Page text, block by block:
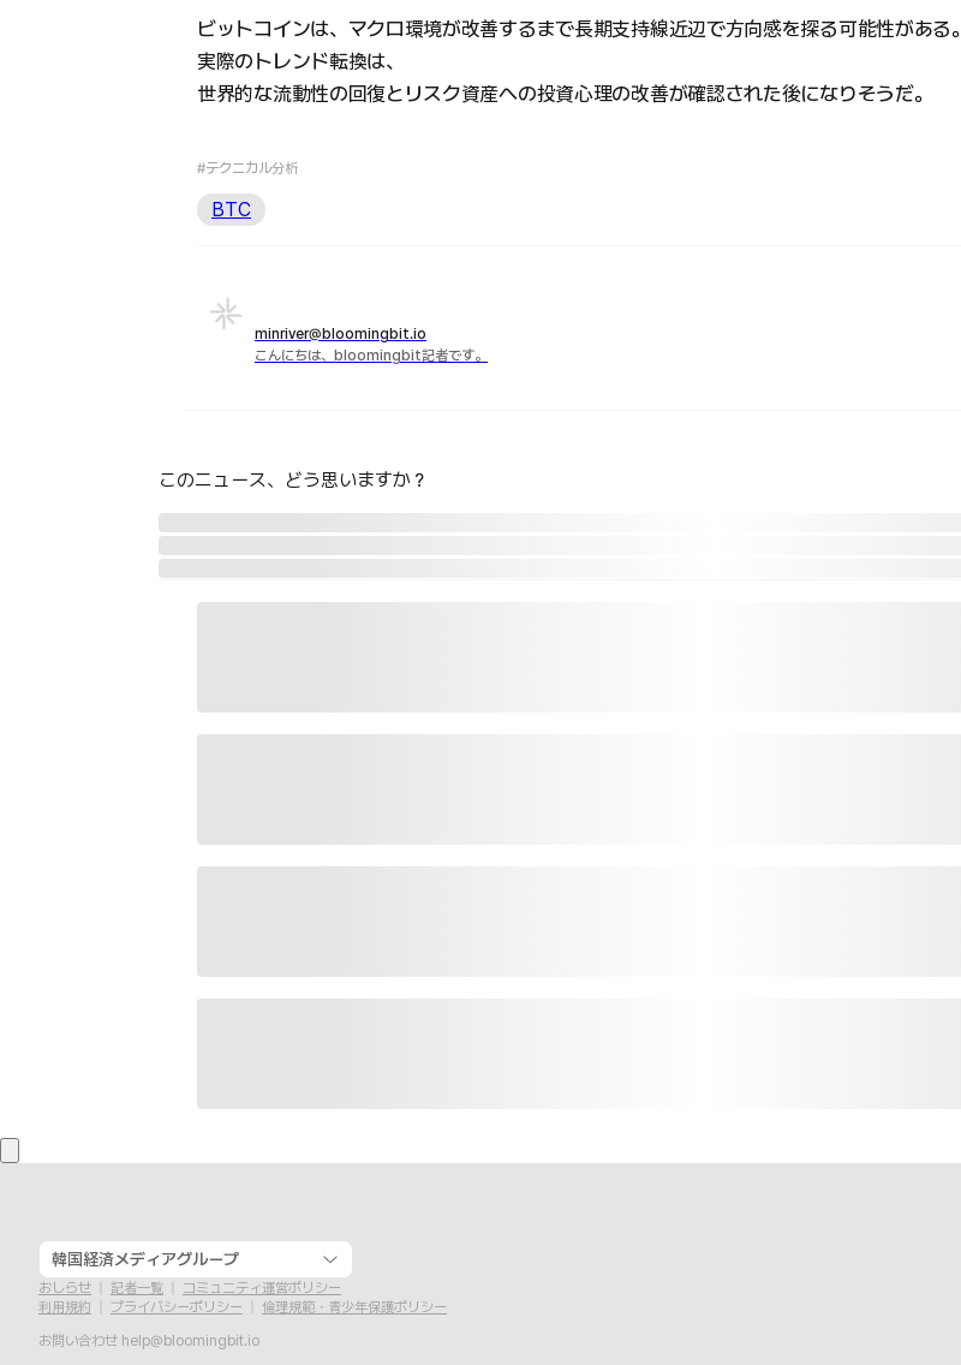
ビットコインは、マクロ環境が改善するまで長期支持線近辺で方向感を探る可能性がある。
実際のトレンド転換は、
世界的な流動性の回復とリスク資産への投資心理の改善が確認された後になりそうだ。
#テクニカル分析
BTC
minriver@bloomingbit.io
こんにちは、bloomingbit記者です。
このニュース、どう思いますか？
韓国経済メディアグループ
おしらせ 記者一覧
コミュニティ運営ポリシー
利用規約
プライバシーポリシー
倫理規範・青少年保護ポリシー
お問い合わせ help@bloomingbit.io